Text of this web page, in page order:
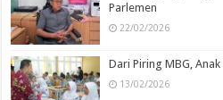
Parlemen
22/02/2026
Dari Piring MBG,
13/02/2026